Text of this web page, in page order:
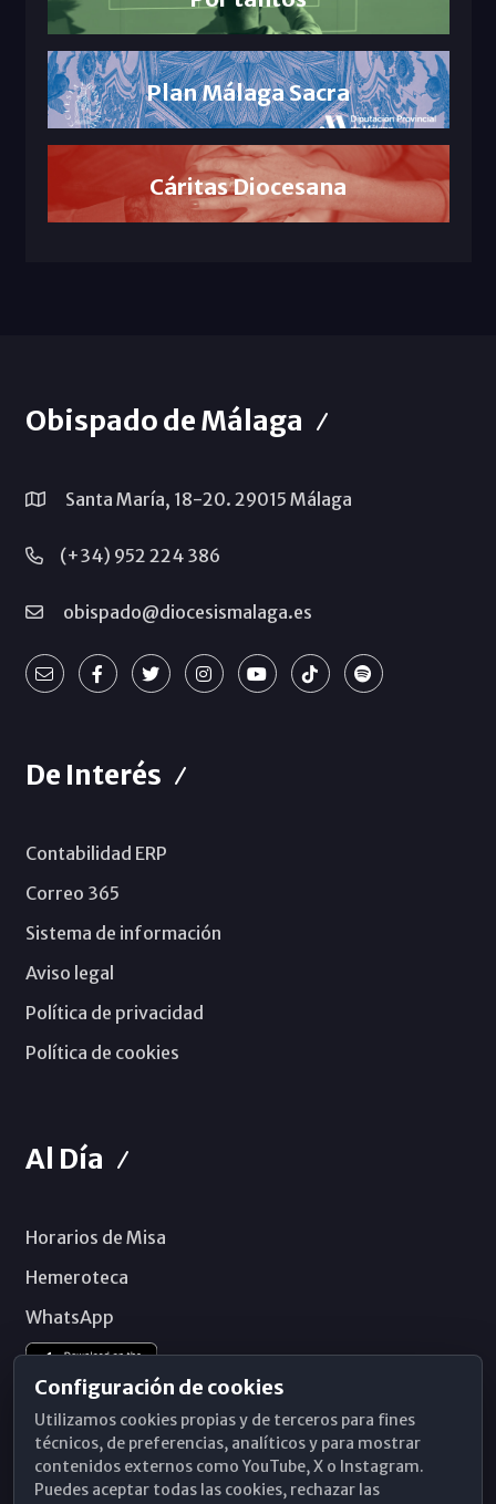
Plan Málaga Sacra
Cáritas Diocesana
Obispado de Málaga
Santa María, 18-20. 29015 Málaga
(+34) 952 224 386
obispado@diocesismalaga.es
De Interés
Contabilidad ERP
Correo 365
Sistema de información
Aviso legal
Política de privacidad
Política de cookies
Al Día
Horarios de Misa
Hemeroteca
WhatsApp
Configuración de cookies
Utilizamos cookies propias y de terceros para fines
técnicos, de preferencias, analíticos y para mostrar
contenidos externos como YouTube, X o Instagram.
Puedes aceptar todas las cookies, rechazar las